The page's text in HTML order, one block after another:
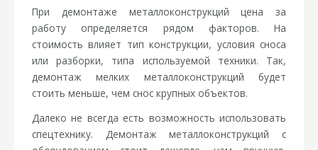
При демонтаже металлоконструкций цена за
работу определяется рядом факторов. На
стоимость влияет тип конструкции, условия сноса
или разборки, типа используемой техники. Так,
демонтаж мелких металлоконструкций будет
стоить меньше, чем снос крупных объектов.
Далеко не всегда есть возможность использовать
спецтехнику. Демонтаж металлоконструкций с